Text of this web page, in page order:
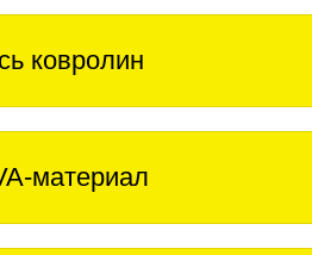
ковролин
материал